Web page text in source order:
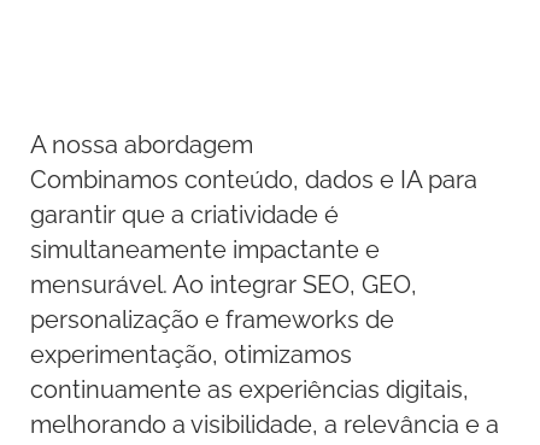
A nossa abordagem
Combinamos conteúdo, dados e IA para
garantir que a criatividade é
simultaneamente impactante e
mensurável. Ao integrar SEO, GEO,
personalização e frameworks de
experimentação, otimizamos
continuamente as experiências digitais,
melhorando a visibilidade, a relevância e a